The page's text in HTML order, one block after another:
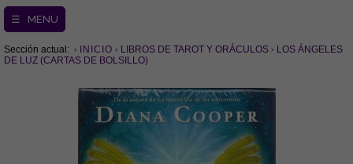
☰ MENU
Sección actual: INICIO LIBROS DE TAROT Y ORÁCULOS
LOS ÁNGELES
DE LUZ (CARTAS DE BOLSILLO)